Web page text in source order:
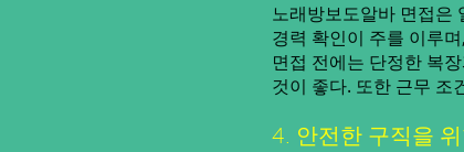
노래방보도알바 면접은
경력 확인이 주를 이루
면접 전에는 단정한 복
것이 좋다. 또한 근무 조
4. 안전한 구직을